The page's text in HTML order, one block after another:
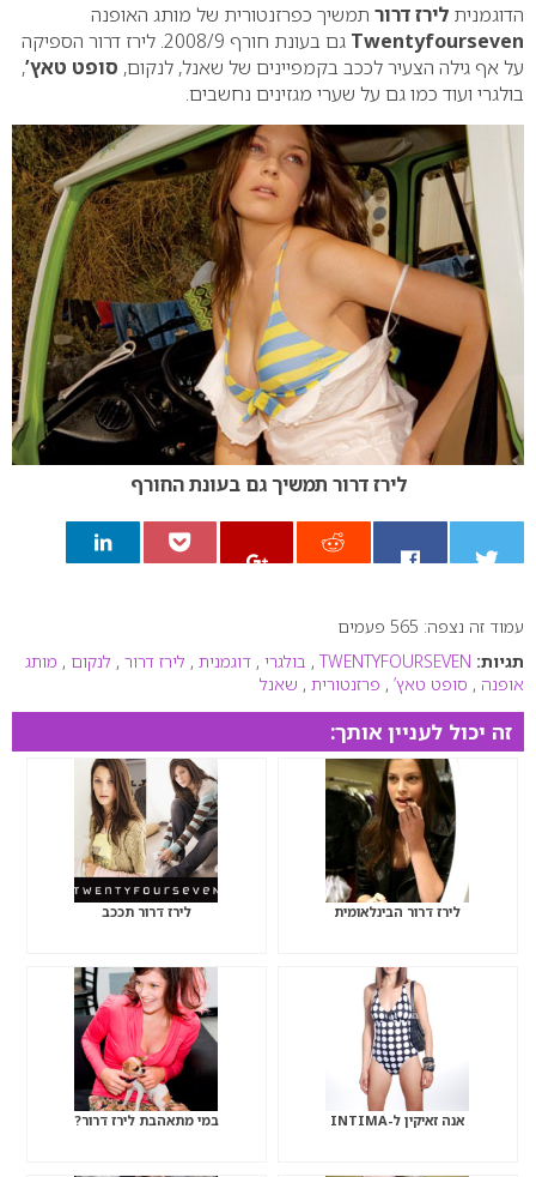
הדוגמנית לירז דרור תמשיך כפרזנטורית של מותג האופנה
Twentyfourseven
גם בעונת חורף 2008/9. לירז דרור הספיקה
על אף גילה הצעיר לככב בקמפיינים של שאנל, לנקום, סופט טאץ’,
בולגרי ועוד כמו גם על שערי מגזינים נחשבים.
לירז דרור תמשיך גם בעונת החורף
0עמוד זה נצפה: 565 פעמים
תגיות: TWENTYFOURSEVEN
, בולגרי , דוגמנית , לירז דרור , לנקום , מותג
אופנה , סופט טאץ’ , פרזנטורית , שאנל
זה יכול לעניין אותך:
לירז דרור הבינלאומית לירז דרור תככב
אנה זאיקין ל-INTIMA במי מתאהבת לירז דרור?